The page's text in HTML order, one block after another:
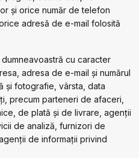
și orice număr de telefon
adresă de e-mail folosită
cu caracter
adresa de e-mail și numărul
și fotografie, vârsta, data
precum parteneri de afaceri,
de plată și de livrare, agenții
de analiză, furnizori de
de informații privind